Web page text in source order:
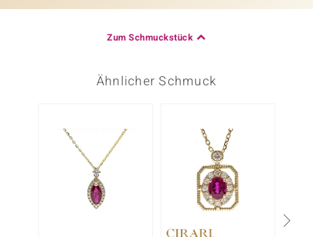
Zum Schmuckstück
Ähnlicher Schmuck